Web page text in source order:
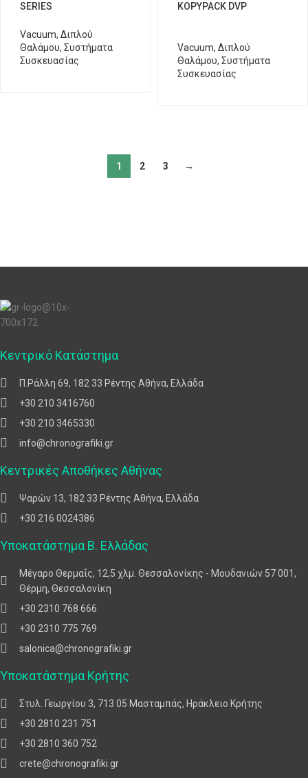
SERIES
Vacuum, Διπλού
Θαλάμου, Συστήματα
Συσκευασίας
KOPYPACK DVP
Vacuum, Διπλού
Θαλάμου, Συστήματα
Συσκευασίας
1 2 3 →
Κεντρικό Κατάστημα
Π.Ράλλη 69, 182 33 Ρέντης Αθήνα, Ελλάδα
+30 210 3416760
+30 210 3465330
info@chronografiki.gr
Κεντρικές Αποθήκες Αθήνας
Ψαρών 13, 182 33 Ρέντης Αθήνα, Ελλάδα
+30 216 0024386
Υποκατάστημα Β. Ελλάδας
Μέγαρο Θερμαΐς, 12,5 χλμ. Θεσσαλονίκης - Μουδανιών 57 001,
Θέρμη, Θεσσαλονίκη
+30 2310 768 666
+30 2310 775 769
salonica@chronografiki.gr
Υποκατάστημα Κρήτης
Στυλ. Γεωργίου 3, 713 05 Μασταμπάς, Ηράκλειο Κρήτης
+30 2810 231 751
+30 2810 360 752
crete@chronografiki.gr